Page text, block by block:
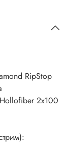
RipStop
2х100